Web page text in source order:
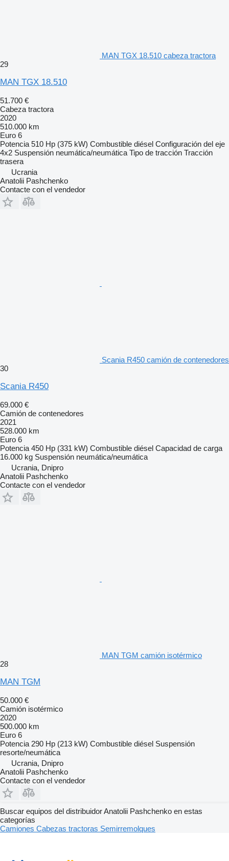
MAN TGX 18.510 cabeza tractora
29
MAN TGX 18.510
51.700 €
Cabeza tractora
2020
510.000 km
Euro 6
Potencia 510 Hp (375 kW) Combustible diésel Configuración del eje
4x2 Suspensión neumática/neumática Tipo de tracción Tracción
trasera
Ucrania
Anatolii Pashchenko
Contacte con el vendedor
Scania R450 camión de contenedores
30
Scania R450
69.000 €
Camión de contenedores
2021
528.000 km
Euro 6
Potencia 450 Hp (331 kW) Combustible diésel Capacidad de carga
16.000 kg Suspensión neumática/neumática
Ucrania, Dnipro
Anatolii Pashchenko
Contacte con el vendedor
MAN TGM camión isotérmico
28
MAN TGM
50.000 €
Camión isotérmico
2020
500.000 km
Euro 6
Potencia 290 Hp (213 kW) Combustible diésel Suspensión
resorte/neumática
Ucrania, Dnipro
Anatolii Pashchenko
Contacte con el vendedor
Buscar equipos del distribuidor Anatolii Pashchenko en estas
categorías
Camiones Cabezas tractoras Semirremolques